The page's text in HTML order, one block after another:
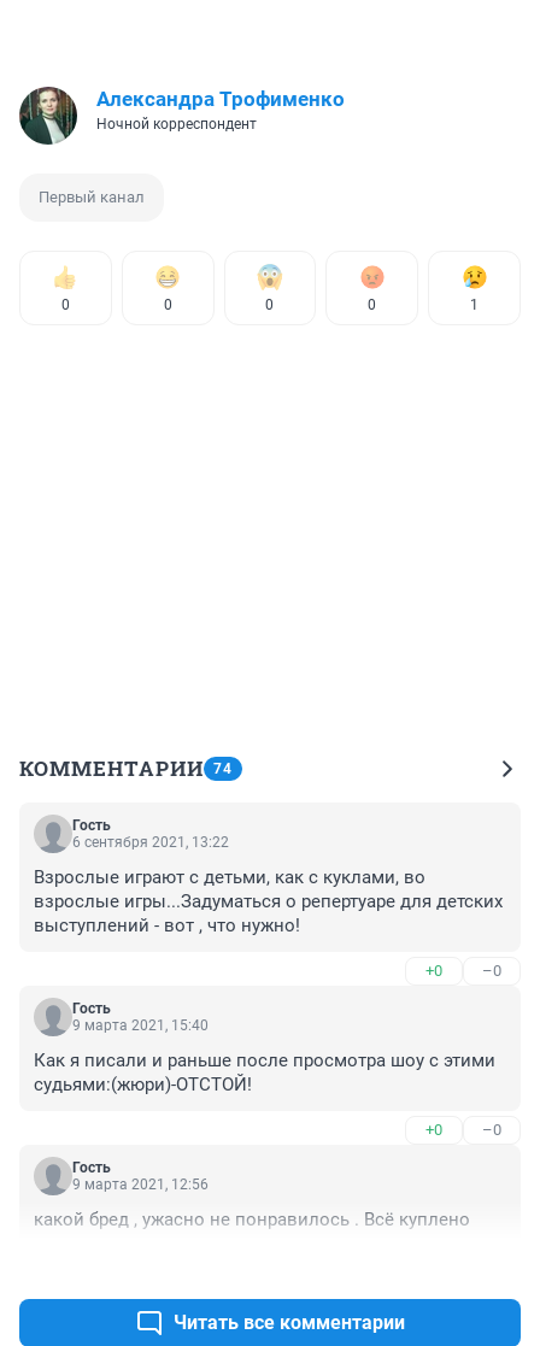
Александра Трофименко
Ночной корреспондент
Первый канал
0 0 0 0 1
КОММЕНТАРИИ 74
Гость
6 сентября 2021, 13:22
Взрослые играют с детьми, как с куклами, во
взрослые игры...Задуматься о репертуаре для детских
выступлений - вот , что нужно!
+0 –0
Гость
9 марта 2021, 15:40
Как я писали и раньше после просмотра шоу с этими
судьями:(жюри)-ОТСТОЙ!
+0 –0
Гость
9 марта 2021, 12:56
какой бред , ужасно не понравилось . Всё куплено
Читать все комментарии